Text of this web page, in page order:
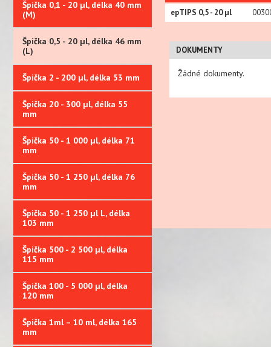
Špička 0,1 - 20 µl, délka 40 mm
(M)
Špička 0,5 - 20 µl, délka 46 mm
(L)
Špička 2 - 200 µl, délka 53 mm
Špička 20 - 300 µl, délka 55
mm
Špička 50 - 1 000 µl, délka 71
mm
Špička 50 - 1 250 µl, délka 76
mm
Špička 50 - 1 250 µl L, délka
103 mm
Špička 500 - 2 500 µl, délka
115 mm
Špička 100 - 5 000 µl, délka
120 mm
Špička 1ml – 10 ml, délka 165
mm
epTIPS 0,5 - 20 µl
DOKUMENTY
Žádné dokumenty.